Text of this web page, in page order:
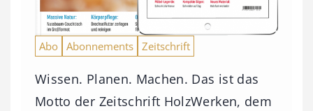
Abo Abonnements Zeitschrift
Wissen. Planen. Machen. Das ist das
Motto der Zeitschrift HolzWerken, dem